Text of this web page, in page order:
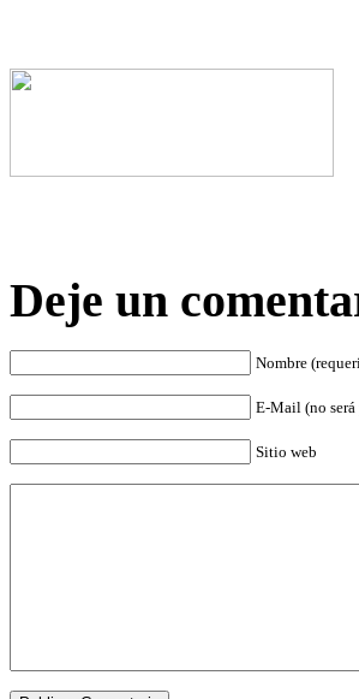
Deje un
Nombre
E-Mail (no
Sitio web